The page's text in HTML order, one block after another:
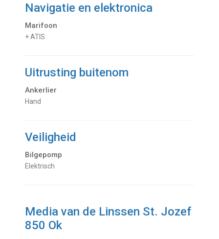
Navigatie en elektronica
Marifoon
+ ATIS
Uitrusting buitenom
Ankerlier
Hand
Veiligheid
Bilgepomp
Elektrisch
Media van de Linssen St. Jozef
850 Ok